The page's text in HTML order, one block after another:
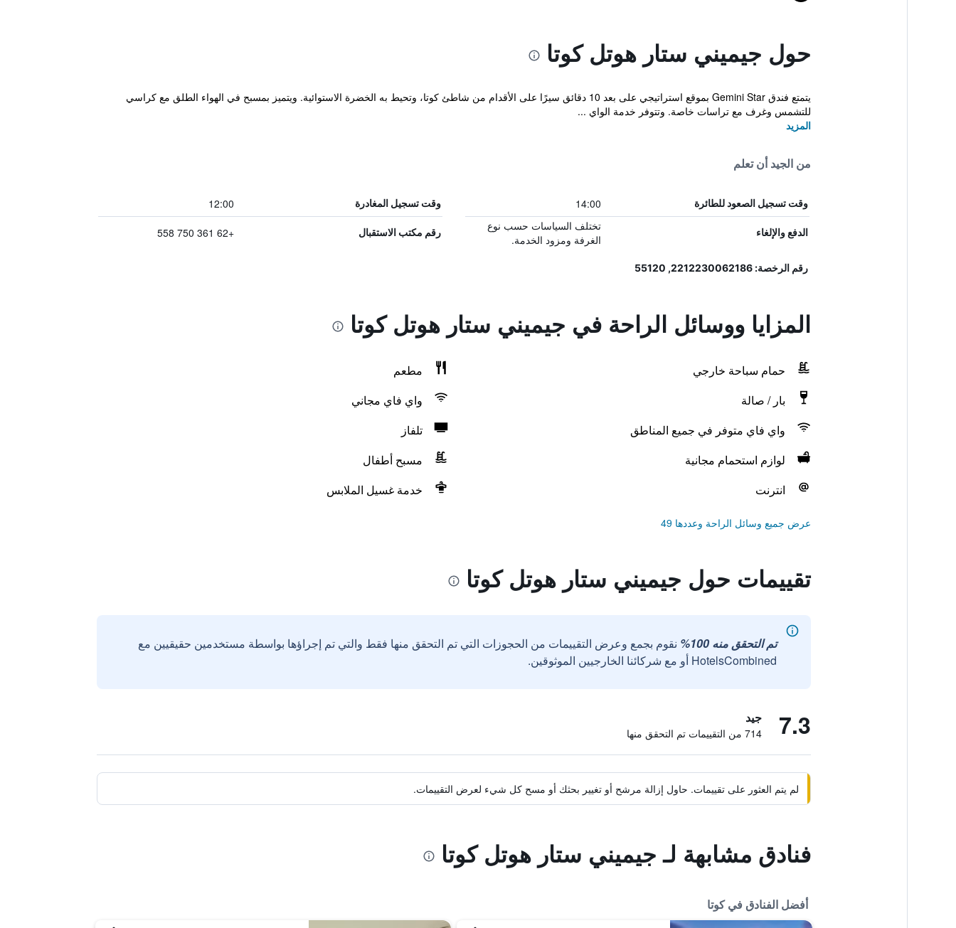
حول جيميني ستار هوتل كوتا
يتمتع فندق Gemini Star بموقع استراتيجي على بعد 10 دقائق سيرًا على الأقدام من شاطئ كوتا، وتحيط به الخضرة الاستوائية. ويتميز بمسبح في الهواء الطلق مع كراسي
للتشمس وغرف مع تراسات خاصة. وتتوفر خدمة الواي ...
المزيد
من الجيد أن تعلم
وقت تسجيل الصعود للطائرة 14:00 وقت تسجيل المغادرة 12:00
الدفع والإلغاء
تختلف السياسات حسب نوع
الغرفة ومزود الخدمة.
رقم مكتب الاستقبال +62 361 750 558
رقم الرخصة: 2212230062186, 55120
المزايا ووسائل الراحة في جيميني ستار هوتل كوتا
حمام سباحة خارجي
مطعم
بار / صالة
واي فاي مجاني
واي فاي متوفر في جميع المناطق
تلفاز
لوازم استحمام مجانية
مسبح أطفال
انترنت
خدمة غسيل الملابس
عرض جميع وسائل الراحة وعددها 49
تقييمات حول جيميني ستار هوتل كوتا
تم التحقق منه 100%
نقوم بجمع وعرض التقييمات من الحجوزات التي تم التحقق منها فقط والتي تم إجراؤها بواسطة مستخدمين حقيقيين مع
HotelsCombined أو مع شركائنا الخارجيين الموثوقين.
7.3 جيد
714 من التقييمات تم التحقق منها
لم يتم العثور على تقييمات. حاول إزالة مرشح أو تغيير بحثك أو مسح كل شيء لعرض التقييمات.
فنادق مشابهة لـ جيميني ستار هوتل كوتا
أفضل الفنادق في كوتا